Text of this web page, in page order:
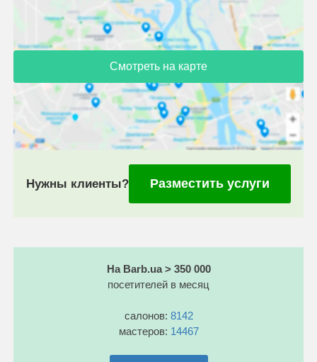
Смотреть на карте
Нужны клиенты? Разместить услуги
На Barb.ua > 350 000
посетителей в месяц
салонов: 8142
мастеров: 14467